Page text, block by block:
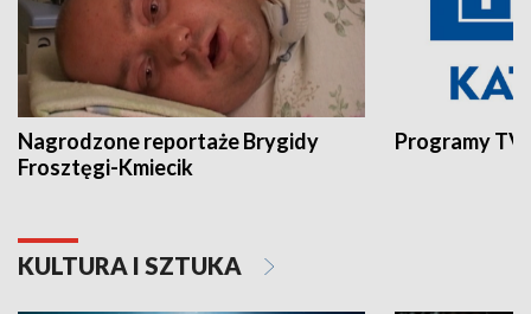
Nagrodzone reportaże Brygidy
Frosztęgi-Kmiecik
Programy
KULTURA I SZTUKA